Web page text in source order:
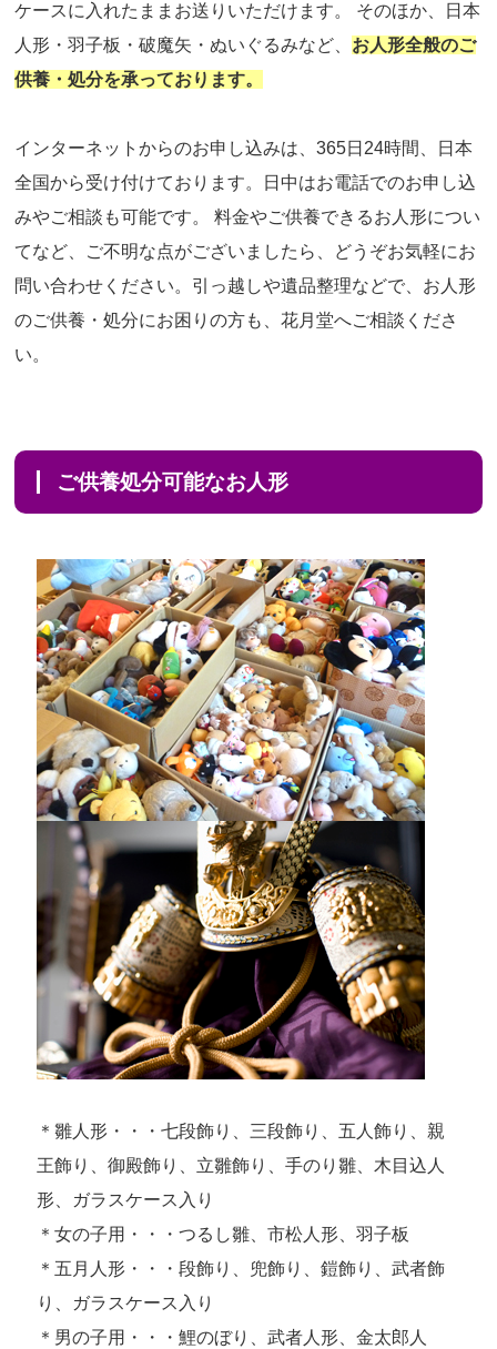
ケースに入れたままお送りいただけます。 そのほか、日本
人形・羽子板・破魔矢・ぬいぐるみなど、 お人形全般のご
供養・処分を承っております。
インターネットからのお申し込みは、365日24時間、日本
全国から受け付けております。日中はお電話でのお申し込
みやご相談も可能です。 料金やご供養できるお人形につい
てなど、ご不明な点がございましたら、どうぞお気軽にお
問い合わせください。引っ越しや遺品整理などで、お人形
のご供養・処分にお困りの方も、花月堂へご相談くださ
い。
ご供養処分可能なお人形
＊雛人形・・・七段飾り、三段飾り、五人飾り、親
王飾り、御殿飾り、立雛飾り、手のり雛、木目込人
形、ガラスケース入り
＊女の子用・・・つるし雛、市松人形、羽子板
＊五月人形・・・段飾り、兜飾り、鎧飾り、武者飾
り、ガラスケース入り
＊男の子用・・・鯉のぼり、武者人形、金太郎人